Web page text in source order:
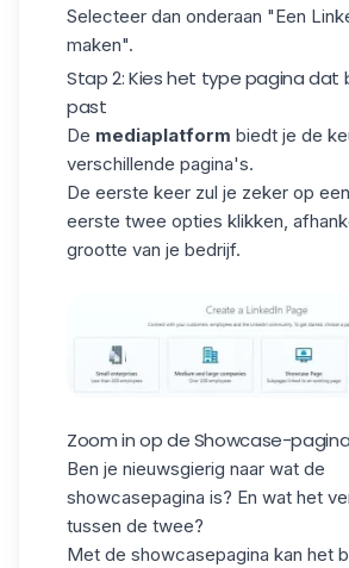
Selecteer dan onderaan "Een
maken".
Stap 2: Kies het type pagina dat
past
De mediaplatform biedt je de
verschillende pagina's.
De eerste keer zul je zeker op
eerste twee opties klikken,
grootte van je bedrijf.
Zoom in op de Showcase-pagina
Ben je nieuwsgierig naar wat de
showcasepagina is? En wat het
tussen de twee?
Met de showcasepagina kan het